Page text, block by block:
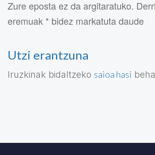
Zure eposta ez da argitaratuko.
eremuak * bidez markatuta daude
Utzi erantzuna
Iruzkinak bidaltzeko saioa hasi